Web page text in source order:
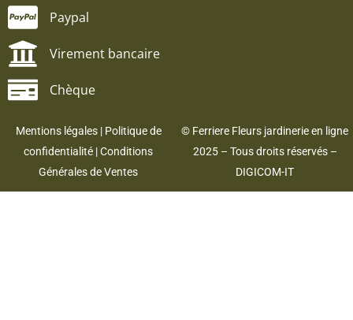
Paypal
Virement bancaire
Chèque
Mentions légales| Politique de
confidentialité |Conditions
Générales de Ventes
© Ferriere Fleurs jardinerie en ligne
2025 – Tous droits réservés –
DIGICOM-IT